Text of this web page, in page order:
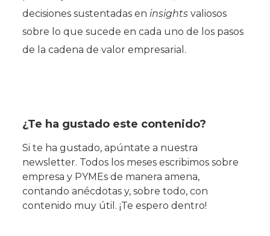
decisiones sustentadas en insights valiosos
sobre lo que sucede en cada uno de los pasos
de la cadena de valor empresarial.
¿Te ha gustado este contenido?
Si te ha gustado, apúntate a nuestra
newsletter. Todos los meses escribimos sobre
empresa y PYMEs de manera amena,
contando anécdotas y, sobre todo, con
contenido muy útil. ¡Te espero dentro!